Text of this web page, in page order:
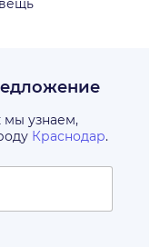
мы узнаем,
Краснодар.